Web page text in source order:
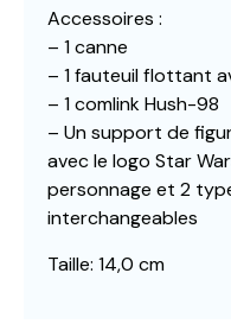
Accessoires :
– 1 canne
– 1 fauteuil flottant
– 1 comlink Hush-98
– Un support de
avec le logo Star
personnage et 2
interchangeables
Taille: 14,0 cm